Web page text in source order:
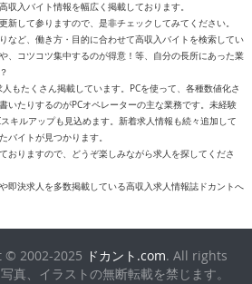
収入バイト情報を幅広く掲載しております。
新して参りますので、是非チェックしてみてください。
など、働き方・目的に合わせて高収入バイトを検索してい
、コツコツ集中するのが得意！等、自分の長所にあった業
もたくさん掲載しています。PCを使って、各種数値化さ
いたりするのがPCオペレーターの主な業務です。未経験
キルアップも見込めます。新着求人情報も続々追加して
バイトが見つかります。
おりますので、どうぞ楽しみながら求人を探してくださ
即決求人を多数掲載している高収入求人情報誌ドカントへ
2002-2025 ドカント.com. All rights
、イラストの無断転載を禁じます。